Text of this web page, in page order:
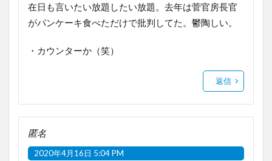
在日も言いたい放題したい放題。去年は菅官房長官
がパンケーキ食べただけで批判してた。鬱陶しい。
・カウンターか（笑）
返信
匿名
2020年4月16日 5:04 PM